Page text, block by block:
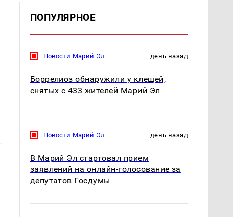
ПОПУЛЯРНОЕ
Новости Марий Эл день назад
Боррелиоз обнаружили у клещей,
снятых с 433 жителей Марий Эл
Новости Марий Эл день назад
В Марий Эл стартовал прием
заявлений на онлайн-голосование за
депутатов Госдумы